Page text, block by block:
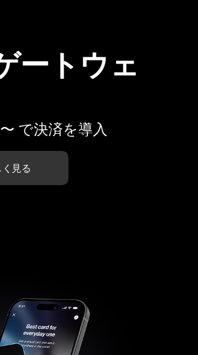
ートウェ
で決済を導入
見る